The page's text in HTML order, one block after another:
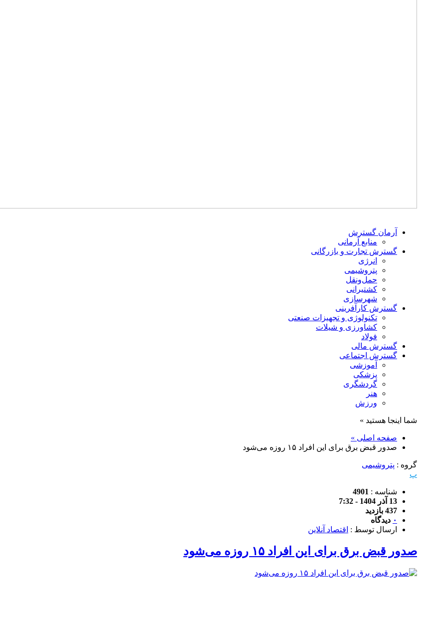
آرمان گسترش
منابع آرمانی
گسترش تجارت و بازرگانی
انرژی
پتروشیمی
حمل‌و‌نقل
کشتیرانی
شهرسازی
گسترش کارآفرینی
تکنولوژی و تجهیزات صنعتی
کشاورزی و شیلات
فولاد
گسترش مالی
گسترش اجتماعی
آموزشی
پزشکی
گردشگری
هنر
ورزش
شما اینجا هستید »
صفحه اصلی »
صدور قبض برق برای این افراد ۱۵ روزه می‌شود
گروه : پتروشیمی
پ
شناسه : 4901
13 آذر 1404 - 7:32
437 بازدید
۰ دیدگاه
ارسال توسط : اقتصاد آنلاین
صدور قبض برق برای این افراد ۱۵ روزه می‌شود